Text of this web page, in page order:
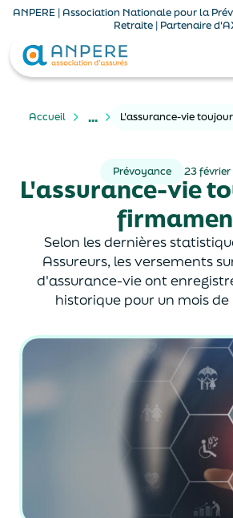
ANPERE | Association Nationale pour la
Retraite | Partenaire
Accueil ... L'assurance-vie
Prévoyance 23
L'assurance-vie
Selon les dernières
Assureurs, les versements
d'assurance-vie ont
historique pour un mois